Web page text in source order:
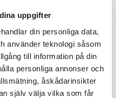
uppgifter
din personliga data,
använder teknologi såsom
till information på din
personliga annonser och
åskådarinsikter
själv välja vilka som får
drömde
oroar sig